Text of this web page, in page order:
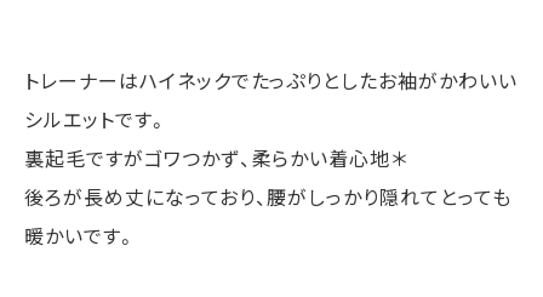
トレーナーはハイネックでたっぷりとしたお袖がかわいい
シルエットです。
裏起毛ですがゴワつかず、柔らかい着心地＊
後ろが長め丈になっており、腰がしっかり隠れてとっても
暖かいです。